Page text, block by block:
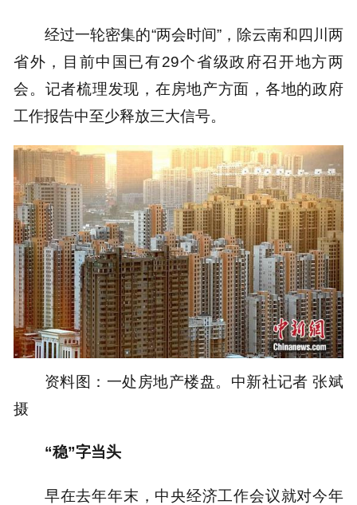
经过一轮密集的“两会时间”，除云南和四川两
省外，目前中国已有29个省级政府召开地方两
会。记者梳理发现，在房地产方面，各地的政府
工作报告中至少释放三大信号。
资料图：一处房地产楼盘。中新社记者 张斌
摄
“稳”字当头
早在去年年末，中央经济工作会议就对今年